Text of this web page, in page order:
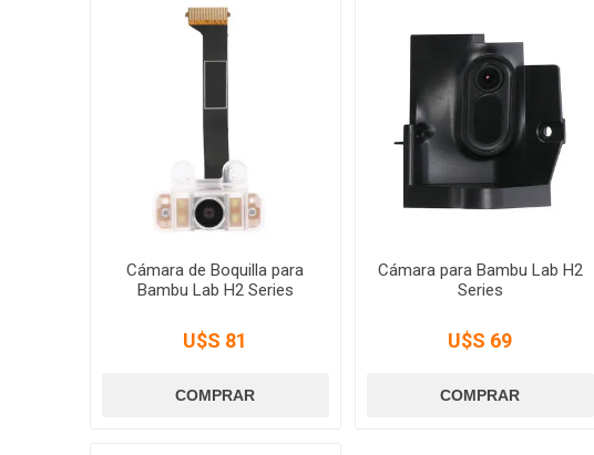
Cámara de Boquilla para
Bambu Lab H2 Series
U$S 81
Cámara para Bambu Lab H2
Series
U$S 69